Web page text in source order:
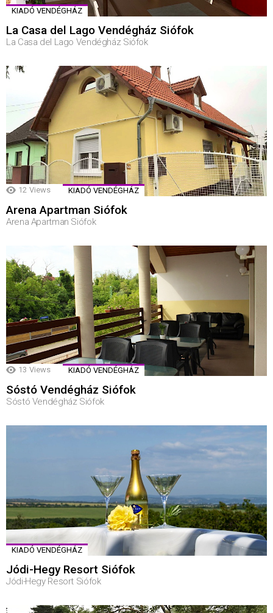
KIADÓ VENDÉGHÁZ
La Casa del Lago Vendégház Siófok
La Casa del Lago Vendégház Siófok
12 Views KIADÓ VENDÉGHÁZ
Arena Apartman Siófok
Arena Apartman Siófok
13 Views KIADÓ VENDÉGHÁZ
Sóstó Vendégház Siófok
Sóstó Vendégház Siófok
KIADÓ VENDÉGHÁZ
Jódi-Hegy Resort Siófok
Jódi-Hegy Resort Siófok